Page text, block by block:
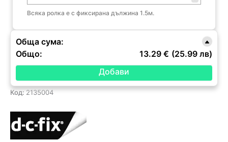
Всяка ролка е с фиксирана дължина 1.5м.
Обща сума:
Общо:
13.29 € (25.99 лв)
Код: 2135004